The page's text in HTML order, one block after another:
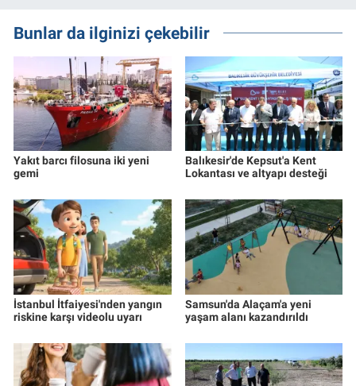
Bunlar da ilginizi çekebilir
Yakıt barcı filosuna iki yeni
gemi
Balıkesir'de Kepsut'a Kent
Lokantası ve altyapı desteği
İstanbul İtfaiyesi'nden yangın
riskine karşı videolu uyarı
Samsun'da Alaçam'a yeni
yaşam alanı kazandırıldı